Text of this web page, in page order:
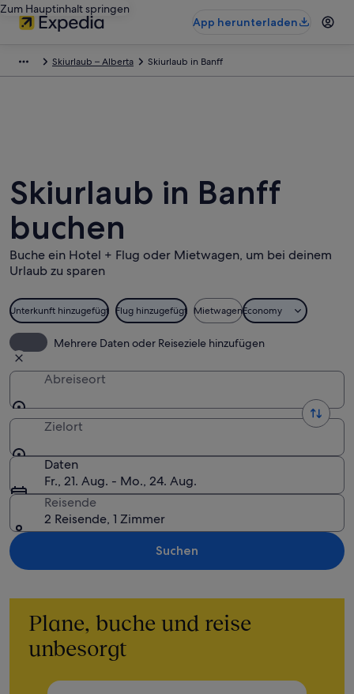
Zum Hauptinhalt springen
App herunterladen
Skiurlaub – Alberta Skiurlaub in Banff
Skiurlaub in Banff
buchen
Buche ein Hotel + Flug oder Mietwagen, um bei deinem
Urlaub zu sparen
Unterkunft hinzugefügt Flug hinzugefügt MietwagenEconomy
Mehrere Daten oder Reiseziele hinzufügen
Abreiseort
Zielort
Daten
Fr., 21. Aug. - Mo., 24. Aug.
Reisende
2 Reisende, 1 Zimmer
Suchen
Plane, buche und reise
unbesorgt